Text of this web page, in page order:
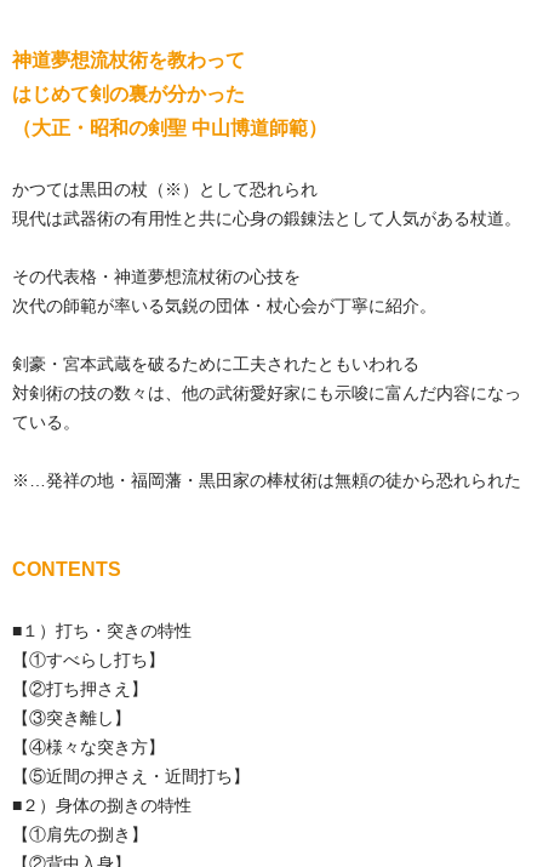
神道夢想流杖術を教わって
はじめて剣の裏が分かった
（大正・昭和の剣聖 中山博道師範）
かつては黒田の杖（※）として恐れられ
現代は武器術の有用性と共に心身の鍛錬法として人気がある杖道。
その代表格・神道夢想流杖術の心技を
次代の師範が率いる気鋭の団体・杖心会が丁寧に紹介。
剣豪・宮本武蔵を破るために工夫されたともいわれる
対剣術の技の数々は、他の武術愛好家にも示唆に富んだ内容になっ
ている。
※…発祥の地・福岡藩・黒田家の棒杖術は無頼の徒から恐れられた
CONTENTS
■１）打ち・突きの特性
【①すべらし打ち】
【②打ち押さえ】
【③突き離し】
【④様々な突き方】
【⑤近間の押さえ・近間打ち】
■２）身体の捌きの特性
【①肩先の捌き】